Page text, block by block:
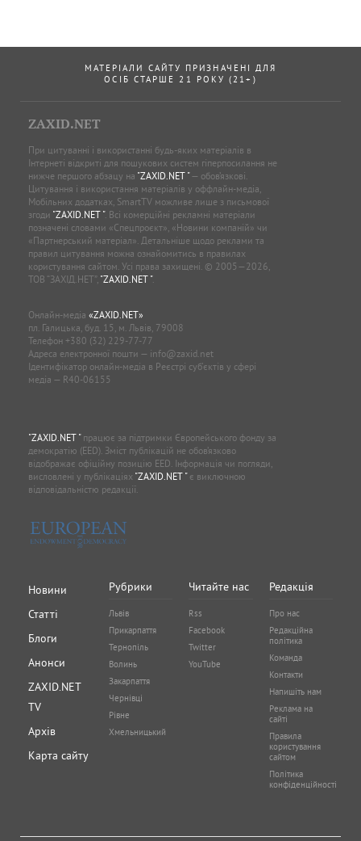
МАТЕРІАЛИ САЙТУ ПРИЗНАЧЕНІ ДЛЯ
ОСІБ СТАРШЕ 21 РОКУ (21+)
ZAXID.NET
При цитуванні і використанні будь-яких матеріалів в
Інтернеті відкриті для пошукових систем гіперпосилання не
нижче першого абзацу на "ZAXID.NET "— обов’язкові.
Цитування і використання матеріалів у оффлайн-медіа,
Мобільних додатках, SmartTV можливе лише з письмової
згоди "ZAXID.NET ". Всі комерційні рекламні матеріали
позначені словами «Спецпроєкт», «Новини компаній» чи
«Партнерський матеріал». Детальніше щодо реклами та
правил цитування можна ознайомитись в правилах
користування сайтом. Усі права захищені. © 2005—2026,
ТОВ “ЗАХІД.НЕТ”, "ZAXID.NET ".
Онлайн-медіа «ZAXID.NET»
пл. Галицька, буд. 15, м. Львів, 79008
Телефон +380 (32) 229-77-77
Адреса електронної пошти — info@zaxid.net
Ідентифікатор онлайн-медіа в Реєстрі суб'єктів у сфері
медіа — R40-06155
"ZAXID.NET "працює за підтримки Європейського фонду за
демократію (EED). Зміст публікацій не обов’язково
відображає офіційну позицію EED. Інформація чи погляди,
висловлені у публікаціях "ZAXID.NET "є виключною
відповідальністю редакції.
Новини
Статті
Блоги
Анонси
ZAXID.NET
TV
Архів
Карта сайту
Рубрики
Львів
Прикарпаття
Тернопіль
Волинь
Закарпаття
Чернівці
Рівне
Хмельницький
Читайте нас
Rss
Facebook
Twitter
YouTube
Редакція
Про нас
Редакційна
політика
Команда
Контакти
Напишіть нам
Реклама на
сайті
Правила
користування
сайтом
Політика
конфіденційності